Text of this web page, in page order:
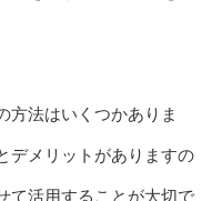
方法はいくつかありま
デメリットがありますの
て活用することが大切で